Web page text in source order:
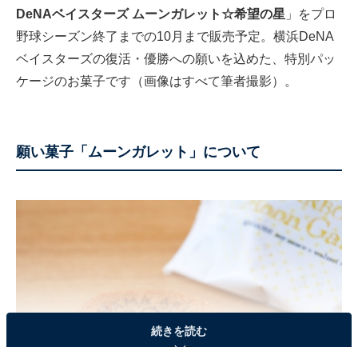
DeNAベイスターズ ムーンガレット☆希望の星 」をプロ
野球シーズン終了までの10月まで販売予定。横浜DeNA
ベイスターズの復活・優勝への願いを込めた、特別パッ
ケージのお菓子です（画像はすべて筆者撮影）。
願い菓子「ムーンガレット」について
続きを読む